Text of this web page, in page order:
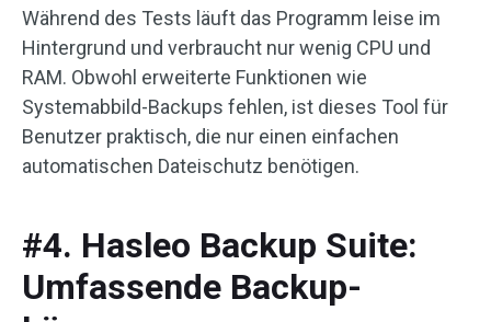
Während des Tests läuft das Programm leise im
Hintergrund und verbraucht nur wenig CPU und
RAM. Obwohl erweiterte Funktionen wie
Systemabbild-Backups fehlen, ist dieses Tool für
Benutzer praktisch, die nur einen einfachen
automatischen Dateischutz benötigen.
#4. Hasleo Backup Suite:
Umfassende Backup-